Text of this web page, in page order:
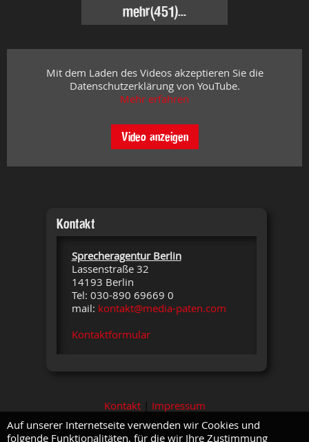
mehr(451)...
Mit dem Laden des Videos akzeptieren Sie die
Datenschutzerklärung von YouTube.
Mehr erfahren
Video anzeigen
Kontakt
Sprecheragentur Berlin
Lassenstraße 32
14193 Berlin
Tel: 030-890 69669 0
mail: kontakt@media-paten.com
Kontaktformular
Kontakt| Impressum
Auf unserer Internetseite verwenden wir Cookies und
folgende Funktionalitäten, für die wir Ihre Zustimmung